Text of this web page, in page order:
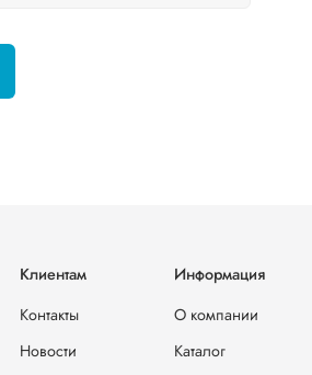
Клиентам
Контакты
Новости
Информация
О компании
Каталог